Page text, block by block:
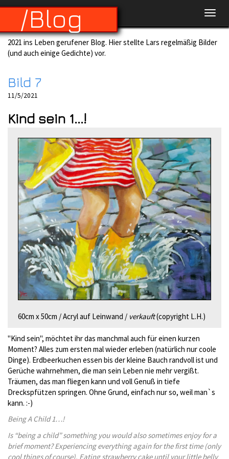
/Blog
2021 ins Leben gerufener Blog. Hier stellte Lars regelmäßig Bilder
(und auch einige Gedichte) vor.
Bild 7
11/5/2021
Kind sein 1...!
60cm x 50cm / Acryl auf Leinwand / verkauft(copyright L.H.)
"Kind sein", möchtet ihr das manchmal auch für einen kurzen
Moment? Alles zum ersten mal wieder erleben (natürlich nur coole
Dinge). Erdbeerkuchen essen bis der kleine Bauch randvoll ist und
Gerüche wahrnehmen, die man sein Leben nie mehr vergißt.
Träumen, das man fliegen kann und voll Genuß in tiefe
Dreckspfützen springen. Ohne Grund, einfach nur so, weil man`s
kann. :-)
Being A Child 1…!
Is “being a child” something you would also sometimes enjoy for a
brief moment? Experiencing everything again for the first time (only
cool things of course). Eating strawberry cake until your little belly